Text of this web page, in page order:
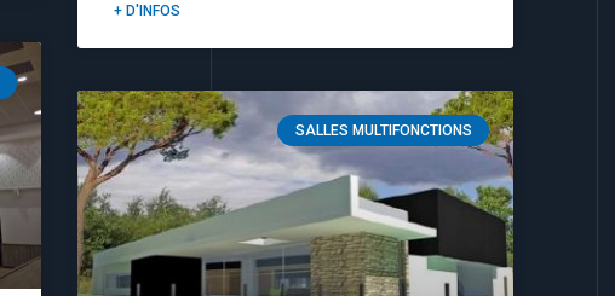
+ D'INFOS
SALLES MULTIFONCTIONS